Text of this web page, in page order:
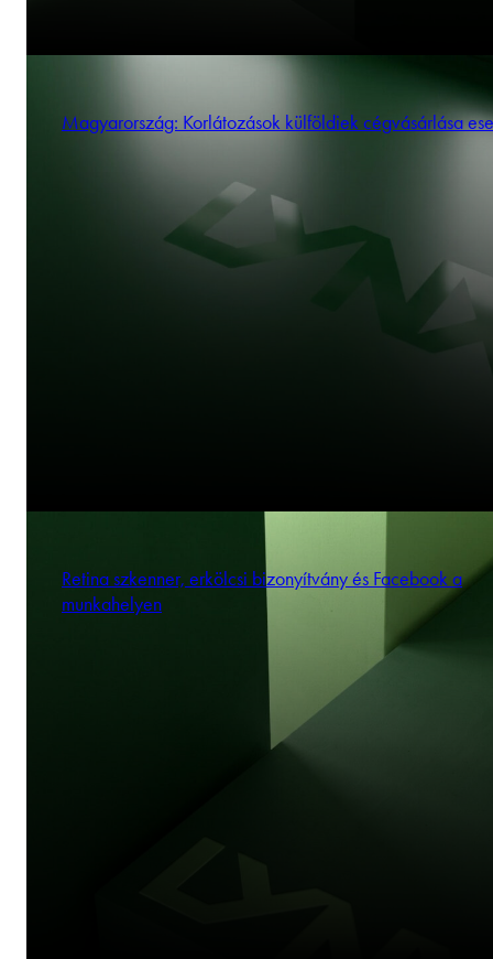
Magyarország: Korlátozások külföldiek cégvásárlása
Retina szkenner, erkölcsi bizonyítvány és Facebook a
munkahelyen